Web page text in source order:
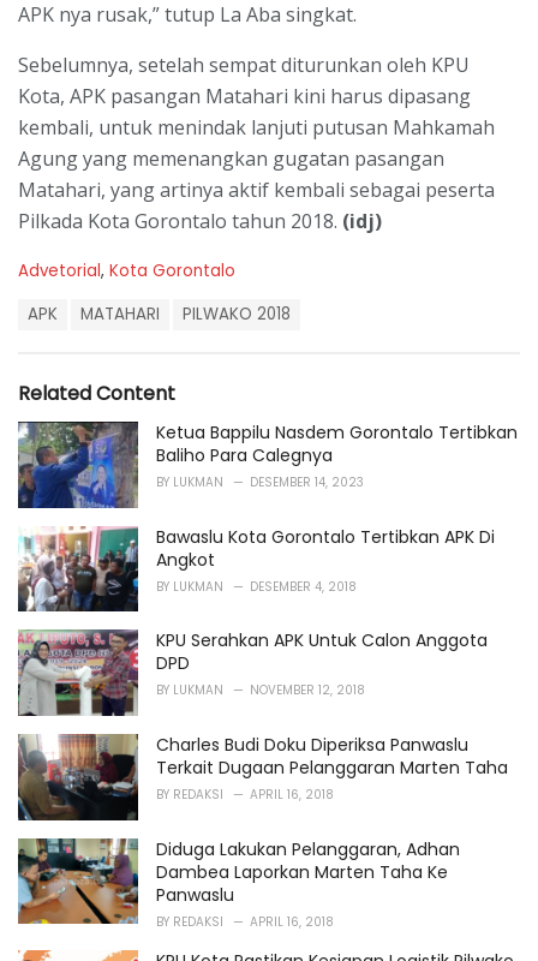
APK nya rusak,” tutup La Aba singkat.
Sebelumnya, setelah sempat diturunkan oleh KPU
Kota, APK pasangan Matahari kini harus dipasang
kembali, untuk menindak lanjuti putusan Mahkamah
Agung yang memenangkan gugatan pasangan
Matahari, yang artinya aktif kembali sebagai peserta
Pilkada Kota Gorontalo tahun 2018. (idj)
C
r
i
e
s
:
Advetorial, Kota Gorontalo
:
APK MATAHARI PILWAKO 2018
Related Content
Ketua Bappilu Nasdem Gorontalo Tertibkan
Baliho Para Calegnya
BY LUKMAN DESEMBER 14, 2023
Bawaslu Kota Gorontalo Tertibkan APK Di
Angkot
BY LUKMAN DESEMBER 4, 2018
KPU Serahkan APK Untuk Calon Anggota
DPD
BY LUKMAN NOVEMBER 12, 2018
Charles Budi Doku Diperiksa Panwaslu
Terkait Dugaan Pelanggaran Marten Taha
BY REDAKSI APRIL 16, 2018
Diduga Lakukan Pelanggaran, Adhan
Dambea Laporkan Marten Taha Ke
Panwaslu
BY REDAKSI APRIL 16, 2018